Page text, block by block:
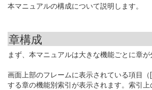
本マニュアルの構成について説明します。
章構成
まず、本マニュアルは大きな機能ごとに章が
画面上部のフレームに表示されている項目
する章の機能別索引が表示されます。索引